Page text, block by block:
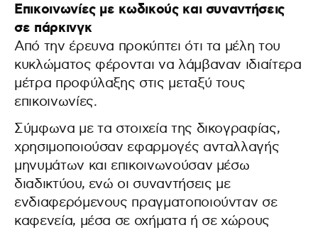
Επικοινωνίες με κωδικούς και συναντήσεις
σε πάρκινγκ
Από την έρευνα προκύπτει ότι τα μέλη του
κυκλώματος φέρονται να λάμβαναν ιδιαίτερα
μέτρα προφύλαξης στις μεταξύ τους
επικοινωνίες.
Σύμφωνα με τα στοιχεία της δικογραφίας,
χρησιμοποιούσαν εφαρμογές ανταλλαγής
μηνυμάτων και επικοινωνούσαν μέσω
διαδικτύου, ενώ οι συναντήσεις με
ενδιαφερόμενους πραγματοποιούνταν σε
καφενεία, μέσα σε οχήματα ή σε χώρους